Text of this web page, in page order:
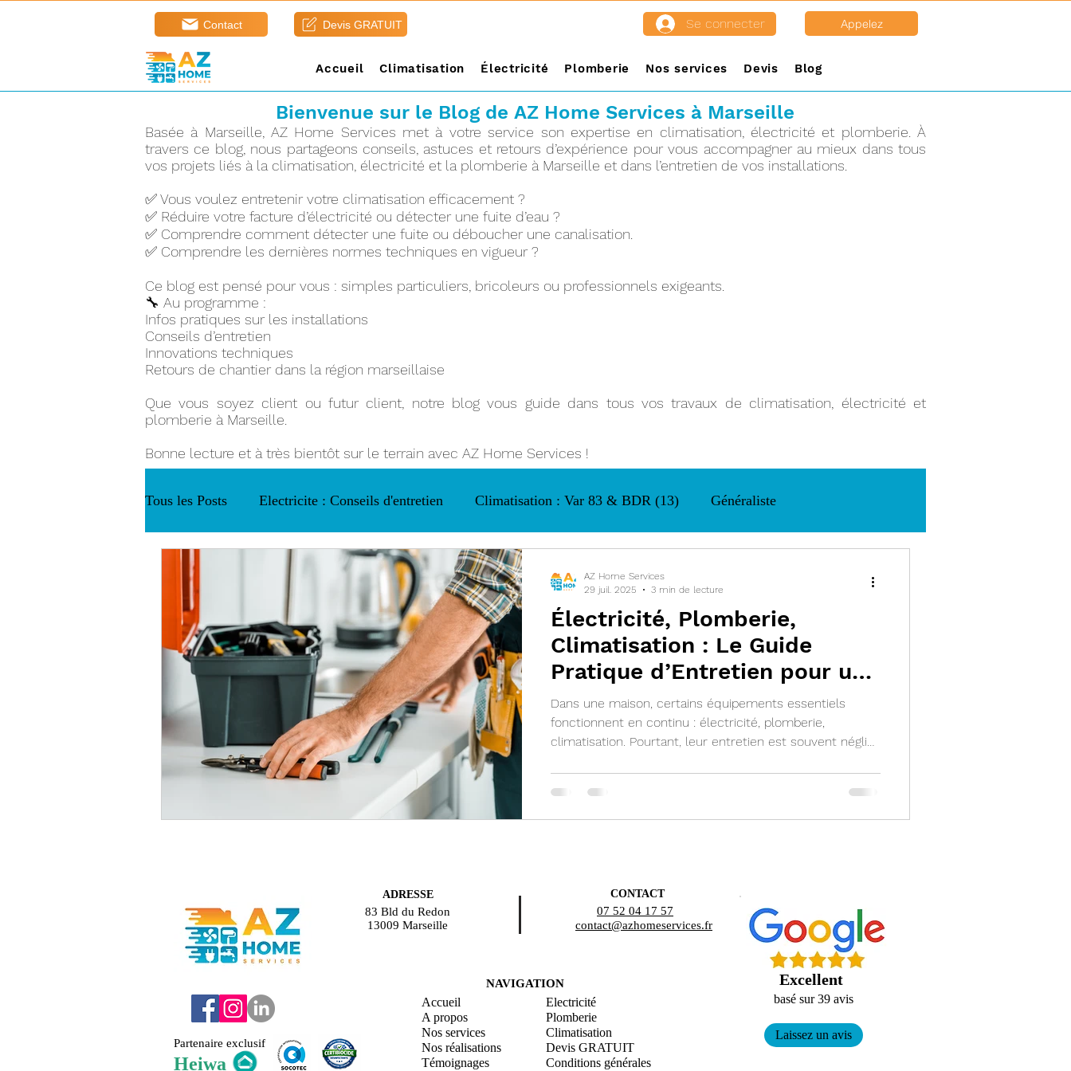
Contact Devis GRATUIT Se connecter Appelez
Accueil Climatisation Électricité Plomberie Nos services Devis Blog
Bienvenue sur le Blog de AZ Home Services à Marseille
Basée à Marseille, AZ Home Services met à votre service son expertise en climatisation, électricité et plomberie. À
travers ce blog, nous partageons conseils, astuces et retours d’expérience pour vous accompagner au mieux dans tous
vos projets liés à la climatisation, électricité et la plomberie à Marseille et dans l’entretien de vos installations.
✅ Vous voulez entretenir votre climatisation efficacement ?
✅ Réduire votre facture d’électricité ou détecter une fuite d’eau ?
✅ Comprendre comment détecter une fuite ou déboucher une canalisation.
✅ Comprendre les dernières normes techniques en vigueur ?
Ce blog est pensé pour vous : simples particuliers, bricoleurs ou professionnels exigeants.
🔧 Au programme :
Infos pratiques sur les installations
Conseils d’entretien
Innovations techniques
Retours de chantier dans la région marseillaise
Que vous soyez client ou futur client, notre blog vous guide dans tous vos travaux de climatisation, électricité et
plomberie à Marseille.
Bonne lecture et à très bientôt sur le terrain avec AZ Home Services !
Tous les Posts Electricite : Conseils d'entretien Climatisation : Var 83 & BDR (13) Généraliste
Électricité, Plomberie,
Climatisation : Le Guide
Pratique d’Entretien pour une
Maison Sans Soucis Toute
l’Année
Dans une maison, certains équipements essentiels
fonctionnent en continu : électricité, plomberie,
climatisation. Pourtant, leur entretien est souvent négligé
chaud…
AZ Home Services
29 juil. 2025
3 min de lecture
Partenaire exclusif
Heiwa
ADRESSE
83 Bld du Redon
13009 Marseille
CONTACT
07 52 04 17 57
contact@azhomeservices.fr
NAVIGATION
Accueil
A propos
Nos services
Nos réalisations
Témoignages
Electricité
Plomberie
Climatisation
Devis GRATUIT
Conditions générales
Excellent
basé sur 39 avis
Laissez un avis